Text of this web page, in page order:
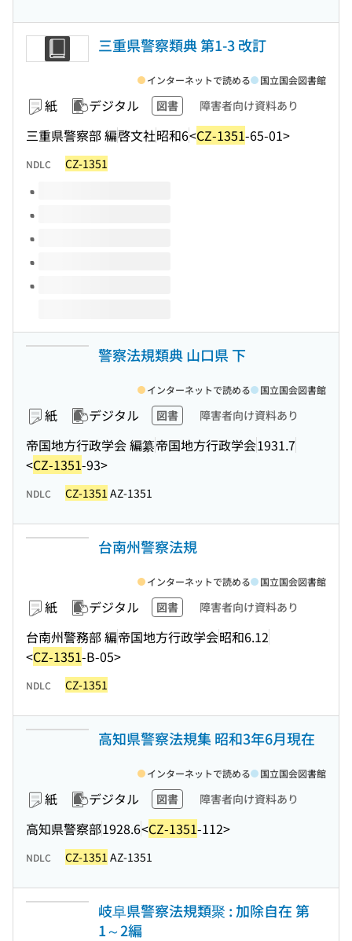
三重県警察類典 第1-3 改訂
紙 デジタル 図書 障害者向け資料あり
三重県警察部 編啓文社昭和6<CZ-1351-65-01>
インターネットで読める 国立国会図書館
NDLC CZ-1351
このタイトルの巻号
警察法規類典 山口県 下
紙 デジタル 図書 障害者向け資料あり
帝国地方行政学会 編纂帝国地方行政学会1931.7
<CZ-1351-93>
インターネットで読める 国立国会図書館
NDLC CZ-1351 AZ-1351
台南州警察法規
紙 デジタル 図書 障害者向け資料あり
台南州警務部 編帝国地方行政学会昭和6.12
<CZ-1351-B-05>
インターネットで読める 国立国会図書館
NDLC CZ-1351
高知県警察法規集 昭和3年6月現在
紙 デジタル 図書 障害者向け資料あり
高知県警察部1928.6<CZ-1351-112>
インターネットで読める 国立国会図書館
NDLC CZ-1351 AZ-1351
岐阜県警察法規類聚 : 加除自在 第
1～2編